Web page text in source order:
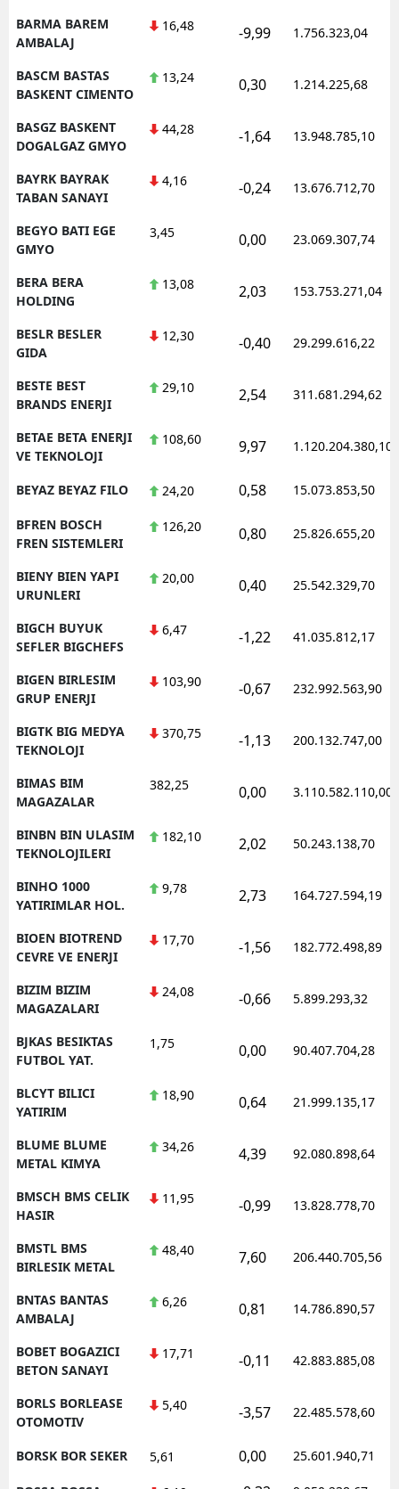
BARMA BAREM
AMBALAJ
16,48 -9,99 1.756.323,04
BASCM BASTAS
BASKENT CIMENTO
13,24 0,30 1.214.225,68
BASGZ BASKENT
DOGALGAZ GMYO
44,28 -1,64 13.948.785,10
BAYRK BAYRAK
TABAN SANAYI
4,16 -0,24 13.676.712,70
BEGYO BATI EGE
GMYO
3,45 0,00 23.069.307,74
BERA BERA
HOLDING
13,08 2,03 153.753.271,04
BESLR BESLER
GIDA
12,30 -0,40 29.299.616,22
BESTE BEST
BRANDS ENERJI
29,10 2,54 311.681.294,62
BETAE BETA ENERJI
VE TEKNOLOJI
108,60 9,97 1.120.204.380,10
BEYAZ BEYAZ FILO 24,20 0,58 15.073.853,50
BFREN BOSCH
FREN SISTEMLERI
126,20 0,80 25.826.655,20
BIENY BIEN YAPI
URUNLERI
20,00 0,40 25.542.329,70
BIGCH BUYUK
SEFLER BIGCHEFS
6,47 -1,22 41.035.812,17
BIGEN BIRLESIM
GRUP ENERJI
103,90 -0,67 232.992.563,90
BIGTK BIG MEDYA
TEKNOLOJI
370,75 -1,13 200.132.747,00
BIMAS BIM
MAGAZALAR
382,25 0,00 3.110.582.110,00
BINBN BIN ULASIM
TEKNOLOJILERI
182,10 2,02 50.243.138,70
BINHO 1000
YATIRIMLAR HOL.
9,78 2,73 164.727.594,19
BIOEN BIOTREND
CEVRE VE ENERJI
17,70 -1,56 182.772.498,89
BIZIM BIZIM
MAGAZALARI
24,08 -0,66 5.899.293,32
BJKAS BESIKTAS
FUTBOL YAT.
1,75 0,00 90.407.704,28
BLCYT BILICI
YATIRIM
18,90 0,64 21.999.135,17
BLUME BLUME
METAL KIMYA
34,26 4,39 92.080.898,64
BMSCH BMS CELIK
HASIR
11,95 -0,99 13.828.778,70
BMSTL BMS
BIRLESIK METAL
48,40 7,60 206.440.705,56
BNTAS BANTAS
AMBALAJ
6,26 0,81 14.786.890,57
BOBET BOGAZICI
BETON SANAYI
17,71 -0,11 42.883.885,08
BORLS BORLEASE
OTOMOTIV
5,40 -3,57 22.485.578,60
BORSK BOR SEKER 5,61 0,00 25.601.940,71